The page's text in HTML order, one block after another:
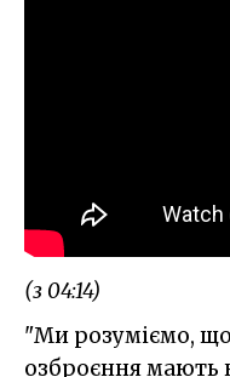
(з 04:14)
"Ми розуміємо, що
озброєння мають